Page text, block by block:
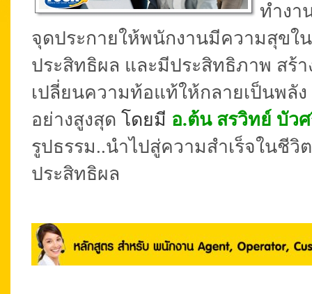
ทำงา
จุดประกายให้พนักงานมีความสุขใ
ประสิทธิผล และมีประสิทธิภาพ สร้
เปลี่ยนความท้อแท้ให้กลายเป็นพลั
อย่างสูงสุด โดยมี อ.ต้น สรวิทย์ บัว
รูปธรรม..นำไปสู่ความสำเร็จในชี
ประสิทธิผล